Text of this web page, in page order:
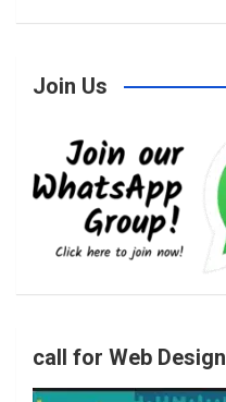
e
b
o
s
r
Join Us
call for Web Design